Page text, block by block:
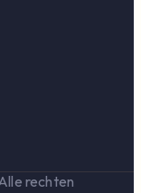
rechten